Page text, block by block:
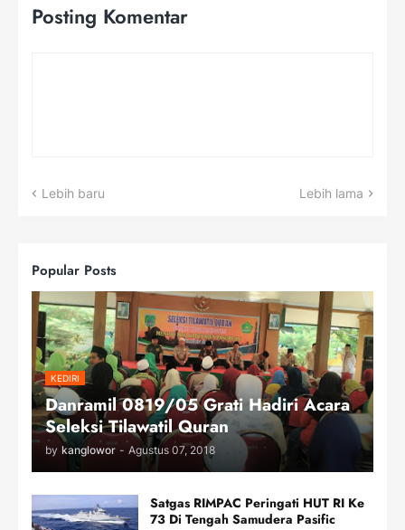
Posting Komentar
Lebih baru Lebih lama
Popular Posts
KEDIRI
Danramil 0819/05 Grati Hadiri Acara
Seleksi Tilawatil Quran
by kanglowor - Agustus 07, 2018
Satgas RIMPAC Peringati HUT RI Ke
73 Di Tengah Samudera Pasific